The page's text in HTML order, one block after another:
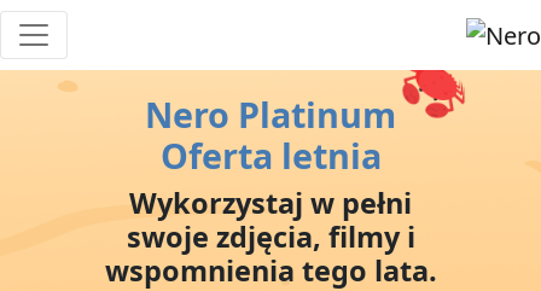
Nero Platinum
Oferta letnia
Wykorzystaj w pełni
swoje zdjęcia, filmy i
wspomnienia tego lata.